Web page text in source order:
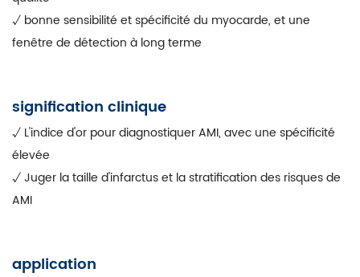
√ bonne sensibilité et spécificité du myocarde, et une
fenêtre de détection à long terme
signification clinique
√ L'indice d'or pour diagnostiquer AMI, avec une spécificité
élevée
√ Juger la taille d'infarctus et la stratification des risques de
AMI
application